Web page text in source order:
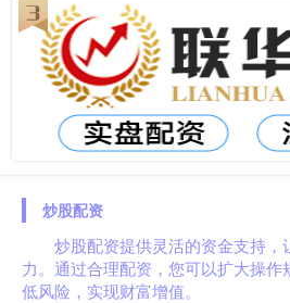
炒股配资
炒股配资提供灵活的资金支持，
力。通过合理配资，您可以扩大操
低风险，实现财富增值。